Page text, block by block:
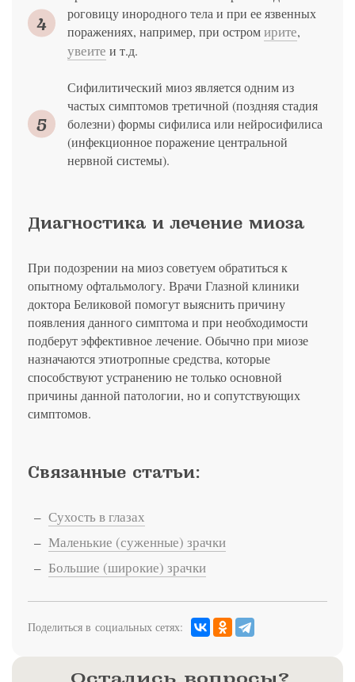
роговицу инородного тела и при ее язвенных
поражениях, например, при остромирите,
увеите и т.д.
Сифилитический миоз является одним из
частых симптомов третичной (поздняя стадия
болезни) формы сифилиса или нейросифилиса
(инфекционное поражение центральной
нервной системы).
Диагностика и лечение миоза
При подозрении на миоз советуем обратиться к
опытному офтальмологу. Врачи Глазной клиники
доктора Беликовой помогут выяснить причину
появления данного симптома и при необходимости
подберут эффективное лечение. Обычно при миозе
назначаются этиотропные средства, которые
способствуют устранению не только основной
причины данной патологии, но и сопутствующих
симптомов.
Связанные статьи:
Сухость в глазах
Маленькие (суженные) зрачки
Большие (широкие) зрачки
Поделиться в социальных сетях: